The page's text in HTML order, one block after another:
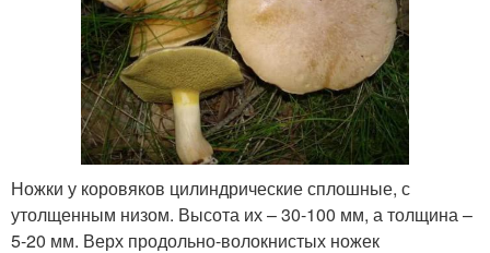
Ножки у коровяков цилиндрические сплошные, с
утолщенным низом. Высота их – 30-100 мм, а толщина –
5-20 мм. Верх продольно-волокнистых ножек